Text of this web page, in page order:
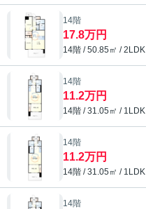
14階
17.8万円
14階 / 50.85㎡ / 2LDK
14階
11.2万円
14階 / 31.05㎡ / 1LDK
14階
11.2万円
14階 / 31.05㎡ / 1LDK
14階